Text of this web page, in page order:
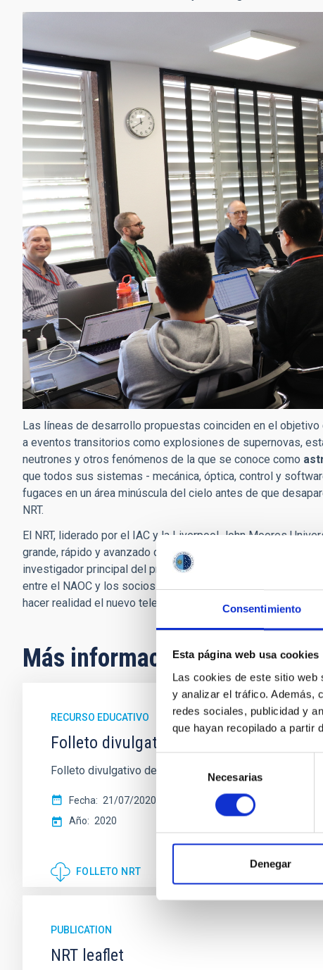
Consentimiento
Esta página web usa cookies
Las cookies de este sitio web
y analizar el tráfico. Además,
redes sociales, publicidad y
que hayan recopilado a partir
de
consentimiento
Necesarias
Denegar
Las líneas de desarrollo propuestas coinciden en el
a eventos transitorios como explosiones de supernovas,
neutrones y otros fenómenos de la que se conoce como
que todos sus sistemas - mecánica, óptica, control y
fugaces en un área minúscula del cielo antes de que
NRT.
El NRT, liderado por el IAC y la Liverpool John Moores
grande, rápido y avanzado de su clase
investigador principal del proyecto para la LJMU, «existe
entre el NAOC y los socios actuales del NRT, y fue
hacer realidad el nuevo telescopio».
Más información
RECURSO EDUCATIVO
Folleto divulgativo NRT
Folleto divulgativo del Nuevo telescopio Robótico (NRT)
Fecha
21/07/2020
Año
2020
FOLLETO NRT
PUBLICATION
NRT leaflet